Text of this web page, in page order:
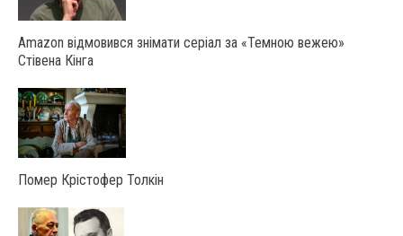
Amazon відмовився знімати серіал за «Темною вежею»
Стівена Кінга
Помер Крістофер Толкін